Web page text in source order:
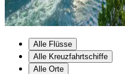
Alle Flüsse
Alle Kreuzfahrtschiffe
Alle Orte